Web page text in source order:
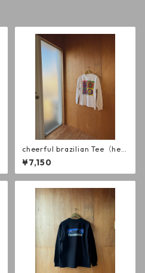
cheerful brazilian Tee（hea
vy weight） long sleeve WH
¥7,150